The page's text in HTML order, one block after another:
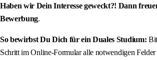
Haben wir Dein Interesse geweckt?! Dann
Bewerbung.
So bewirbst Du Dich für ein Duales Studium:
Schritt im Online-Formular alle notwendigen